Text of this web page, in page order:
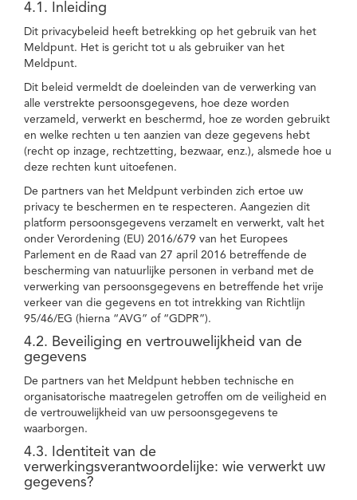
4.1. Inleiding
Dit privacybeleid heeft betrekking op het gebruik van het
Meldpunt. Het is gericht tot u als gebruiker van het
Meldpunt.
Dit beleid vermeldt de doeleinden van de verwerking van
alle verstrekte persoonsgegevens, hoe deze worden
verzameld, verwerkt en beschermd, hoe ze worden gebruikt
en welke rechten u ten aanzien van deze gegevens hebt
(recht op inzage, rechtzetting, bezwaar, enz.), alsmede hoe u
deze rechten kunt uitoefenen.
De partners van het Meldpunt verbinden zich ertoe uw
privacy te beschermen en te respecteren. Aangezien dit
platform persoonsgegevens verzamelt en verwerkt, valt het
onder Verordening (EU) 2016/679 van het Europees
Parlement en de Raad van 27 april 2016 betreffende de
bescherming van natuurlijke personen in verband met de
verwerking van persoonsgegevens en betreffende het vrije
verkeer van die gegevens en tot intrekking van Richtlijn
95/46/EG (hierna “AVG” of “GDPR”).
4.2. Beveiliging en vertrouwelijkheid van de
gegevens
De partners van het Meldpunt hebben technische en
organisatorische maatregelen getroffen om de veiligheid en
de vertrouwelijkheid van uw persoonsgegevens te
waarborgen.
4.3. Identiteit van de
verwerkingsverantwoordelijke: wie verwerkt uw
gegevens?